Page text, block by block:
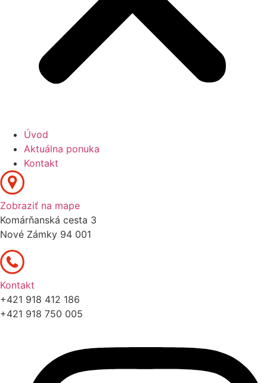
Úvod
Aktuálna ponuka
Kontakt
Zobraziť na mape
Komárňanská cesta 3
Nové Zámky 94 001
Kontakt
+421 918 412 186
+421 918 750 005